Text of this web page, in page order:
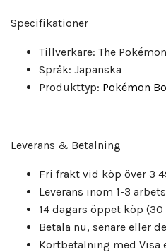
Specifikationer
Tillverkare: The
Språk: Japanska
Produkttyp: Pokémon
Leverans & Betalning
Fri frakt vid köp över 3
Leverans inom 1-3
14 dagars öppet köp
Betala nu, senare eller
Kortbetalning med Visa